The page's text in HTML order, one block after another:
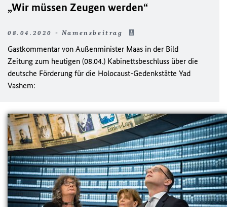
„Wir müssen Zeugen werden“
08.04.2020 - Namensbeitrag
Gastkommentar von Außenminister Maas in der Bild
Zeitung zum heutigen (08.04.) Kabinettsbeschluss über die
deutsche Förderung für die Holocaust-Gedenkstätte Yad
Vashem: